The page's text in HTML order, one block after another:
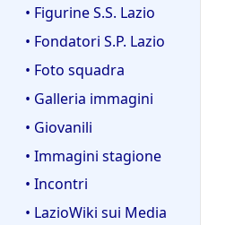
• Figurine S.S. Lazio
• Fondatori S.P. Lazio
• Foto squadra
• Galleria immagini
• Giovanili
• Immagini stagione
• Incontri
• LazioWiki sui Media